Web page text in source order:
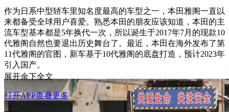
作为日系中型轿车里知名度最高的车型之一，本田雅阁一直以
来都备受全球用户喜爱。熟悉本田的朋友应该知道，本田的主
流车型基本都是5年换代一次，所以诞生于2017年7月的现款10
代雅阁自然也要退出历史舞台了。最近，本田在海外发布了第
11代雅阁的官图，新车基于10代雅阁的底盘打造，预计2023年
引入国产。
展开余下全文
打开APP查看更多